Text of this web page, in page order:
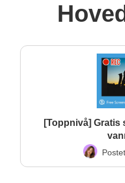
[Toppnivå] Gratis